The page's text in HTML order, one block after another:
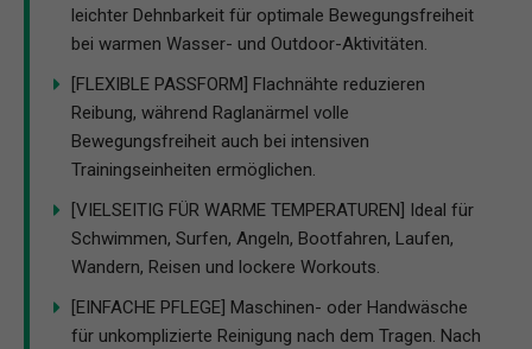
leichter Dehnbarkeit für optimale Bewegungsfreiheit
bei warmen Wasser- und Outdoor-Aktivitäten.
[FLEXIBLE PASSFORM] Flachnähte reduzieren
Reibung, während Raglanärmel volle
Bewegungsfreiheit auch bei intensiven
Trainingseinheiten ermöglichen.
[VIELSEITIG FÜR WARME TEMPERATUREN] Ideal für
Schwimmen, Surfen, Angeln, Bootfahren, Laufen,
Wandern, Reisen und lockere Workouts.
[EINFACHE PFLEGE] Maschinen- oder Handwäsche
für unkomplizierte Reinigung nach dem Tragen. Nach